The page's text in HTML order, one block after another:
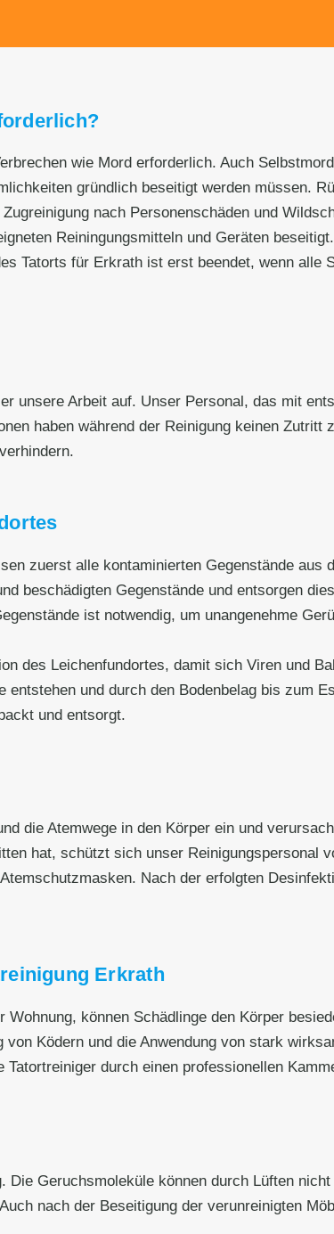
wie Mord erforderlich. Auch
gründlich beseitigt werden müssen.
nach Personenschäden und
Reiningungsmitteln und Geräten
Tatorts für Erkrath ist erst beendet, wenn alle
unsere Arbeit auf. Unser Personal, das mit
haben während der Reinigung keinen Zutritt
zuerst alle kontaminierten Gegenstände aus
beschädigten Gegenstände und entsorgen
ist notwendig, um unangenehme
des Leichenfundortes, damit sich Viren und
und durch den Bodenbelag bis zum
und entsorgt.
die Atemwege in den Körper ein und
hat, schützt sich unser Reinigungspersonal
Nach der erfolgten
Erkrath
können Schädlinge den Körper
Ködern und die Anwendung von stark
durch einen professionellen
Geruchsmoleküle können durch Lüften
nach der Beseitigung der verunreinigten